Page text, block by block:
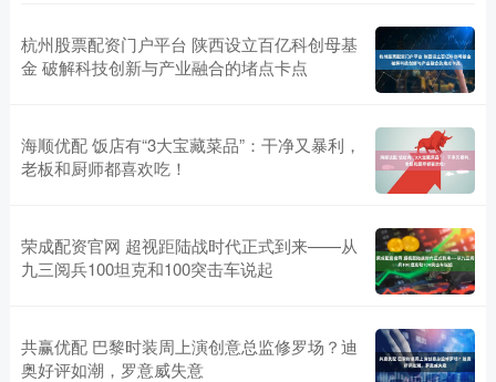
杭州股票配资门户平台 陕西设立百亿科创母基
金 破解科技创新与产业融合的堵点卡点
海顺优配 饭店有“3大宝藏菜品”：干净又暴利，
老板和厨师都喜欢吃！
荣成配资官网 超视距陆战时代正式到来——从
九三阅兵100坦克和100突击车说起
共赢优配 巴黎时装周上演创意总监修罗场？迪
奥好评如潮，罗意威失意